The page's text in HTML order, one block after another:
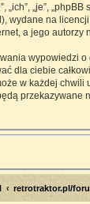
„ich”, „je”,
wydane na licencji „
a jego
wypowiedzi
dla ciebie
w każdej
przekazywane
retrotraktor.pl/